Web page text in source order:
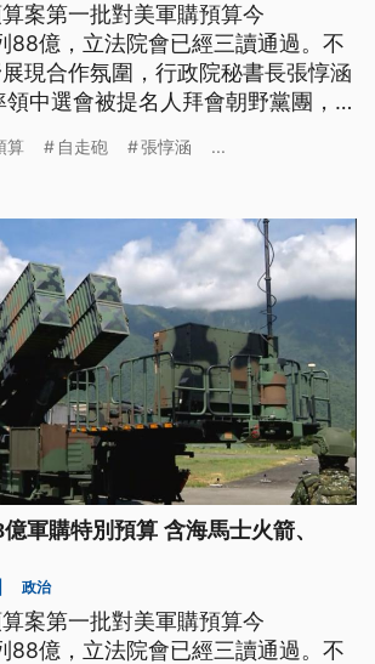
案第一批對美軍購預算今
88億，立法院會已經三讀通過。不
現合作氛圍，行政院秘書長張惇涵
中選會被提名人拜會朝野黨團，在
算 自走砲 張惇涵 ...
軍購特別預算 含海馬士火箭、
政治
案第一批對美軍購預算今
88億，立法院會已經三讀通過。不